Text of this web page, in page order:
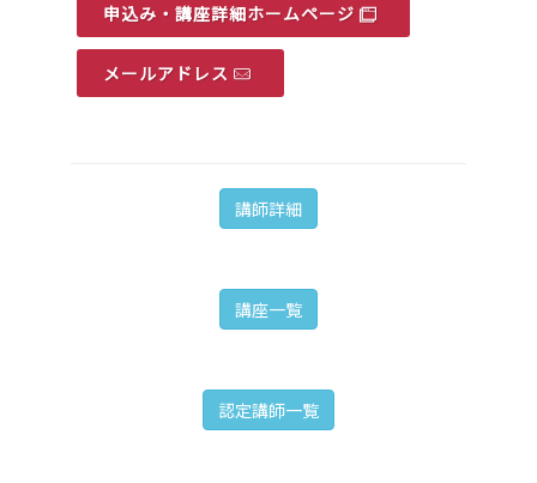
申込み・講座詳細ホームページ
メールアドレス
講師詳細
講座一覧
認定講師一覧